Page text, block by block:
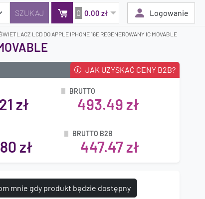
0 0.00 zł Logowanie
Twój koszyk jest pusty
LCD DO APPLE IPHONE 16E REGENEROWANY IC MOVABLE
JAK UZYSKAĆ CENY B2B?
zł
BRUTTO
493.49 zł
zł
BRUTTO B2B
447.47 zł
mnie gdy produkt będzie dostępny